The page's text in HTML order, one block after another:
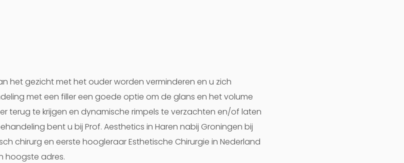
het gezicht met het ouder worden verminderen en u zich
met een filler een goede optie om de glans en het volume
terug te krijgen en dynamische rimpels te verzachten en/of laten
bent u bij Prof. Aesthetics in Haren nabij Groningen bij
chirurg en eerste hoogleraar Esthetische Chirurgie in Nederland
hoogste adres.